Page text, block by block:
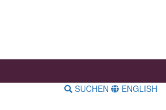
SUCHEN ENGLISH